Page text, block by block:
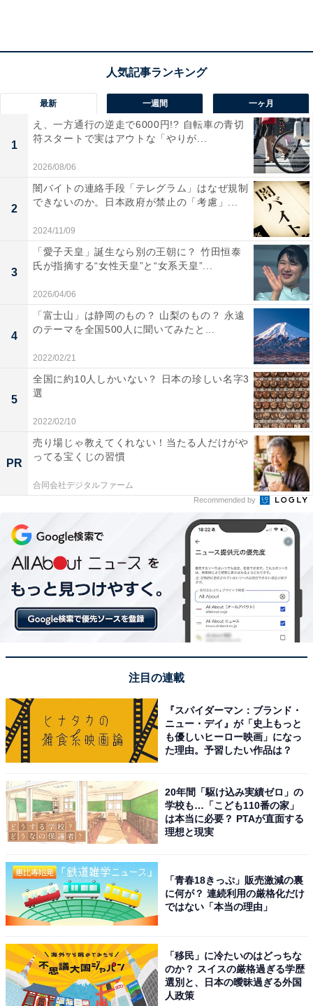
2位は東西南北へのアクセス抜群の「本宮市」
県の中央部に位置する「本宮市」。東北自動車道本宮イ
ンターチェンジを有するほか、5つのインターチェンジ
と近接するなど、交通の要衝地です。市内には商店街や
スーパー、コンビニなどがあるため日常生活の買い物に
も便利です。
1位は豊かな自然環境に恵まれている「須賀川市」
「須賀川市」は、東北自動車道須賀川インターチェンジ
があるほか、福島空港や東北新幹線郡山駅へのアクセス
が良好な地域。一方で、市内には国指定名勝の「須賀川
牡丹園」や翠ヶ丘公園、釈迦堂川などがあります。
「住み続けたい街（自治体）ランキング」は、2020～
2021年の回答者数50名以上の自治体を対象として集計。
このランキングは、「ずっと住んでいたい」という設問
う：75点、どちらでもない：50点、どちらかと言えばそ
う思わない：25点、そう思わない：0点とした場合の平
均値でランキングを作成しています。
＞8位までの全ランキング結果を見る
【おすすめ記事】
・
福島県の「街の幸福度」ランキング！ 3位「伊達郡桑折
町」、2位「白河市」、1位は？
・
位「西村山郡河北町」、1位は？
・
秋田県の「街の幸福度」ランキング！ 3位「秋田市」、2
最新 一週間 一ヶ月
1
え、一方通行の逆走で6000円!? 自転車の青切
符スタートで実はアウトな「やりが...
2026/08/06
2
闇バイトの連絡手段「テレグラム」はなぜ規制
できないのか。日本政府が禁止の「考慮」...
2024/11/09
3
「愛子天皇」誕生なら別の王朝に？ 竹田恒泰
氏が指摘する“女性天皇”と“女系天皇”...
2026/04/06
4
「富士山」は静岡のもの？ 山梨のもの？ 永遠
のテーマを全国500人に聞いてみたと...
2022/02/21
5
全国に約10人しかいない？ 日本の珍しい名字3
選
2022/02/10
PR
売り場じゃ教えてくれない！当たる人だけがや
ってる宝くじの習慣
合同会社デジタルファーム
Recommended by
注目の連載
『スパイダーマン：ブランド・
ニュー・デイ』が「史上もっと
も優しいヒーロー映画」になっ
た理由。予習したい作品は？
20年間「駆け込み実績ゼロ」の
学校も…「こども110番の家」
は本当に必要？ PTAが直面する
理想と現実
「青春18きっぷ」販売激減の裏
に何が？ 連続利用の厳格化だけ
ではない「本当の理由」
「移民」に冷たいのはどっちな
のか？ スイスの厳格過ぎる学歴
選別と、日本の曖昧過ぎる外国
人政策